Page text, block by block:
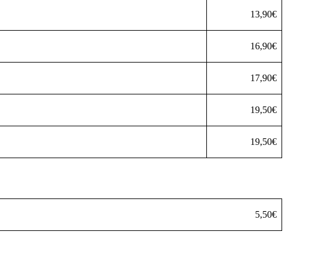
13,90€
16,90€
17,90€
19,50€
19,50€
5,50€